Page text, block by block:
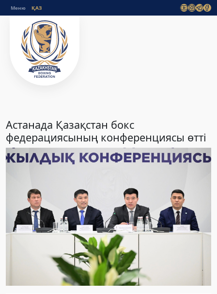
Меню
Астанада Қазақстан бокс
федерациясының конференциясы өтті